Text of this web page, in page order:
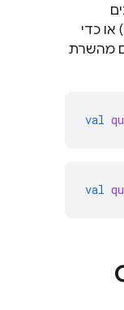
) או כדי
מהשרת
val
val